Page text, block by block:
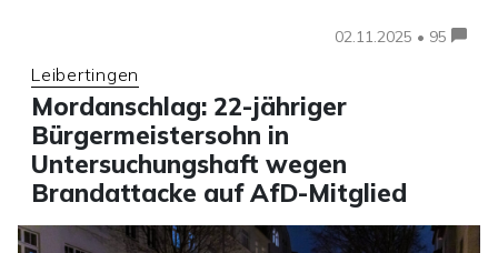
02.11.2025 • 95
Leibertingen
Mordanschlag: 22-jähriger
Bürgermeistersohn in
Untersuchungshaft wegen
Brandattacke auf AfD-Mitglied